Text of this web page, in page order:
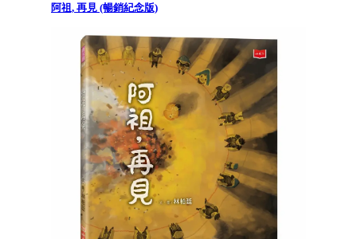
阿祖, 再見 (暢銷紀念版)